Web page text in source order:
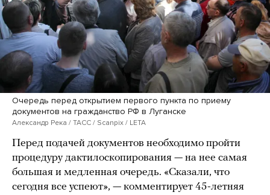
Очередь перед открытием первого пункта по приему
документов на гражданство РФ в Луганске
Александр Река / ТАСС / Scanpix / LETA
Перед подачей документов необходимо пройти
процедуру дактилоскопирования — на нее самая
большая и медленная очередь. «Сказали, что
сегодня все успеют», — комментирует 45-летняя